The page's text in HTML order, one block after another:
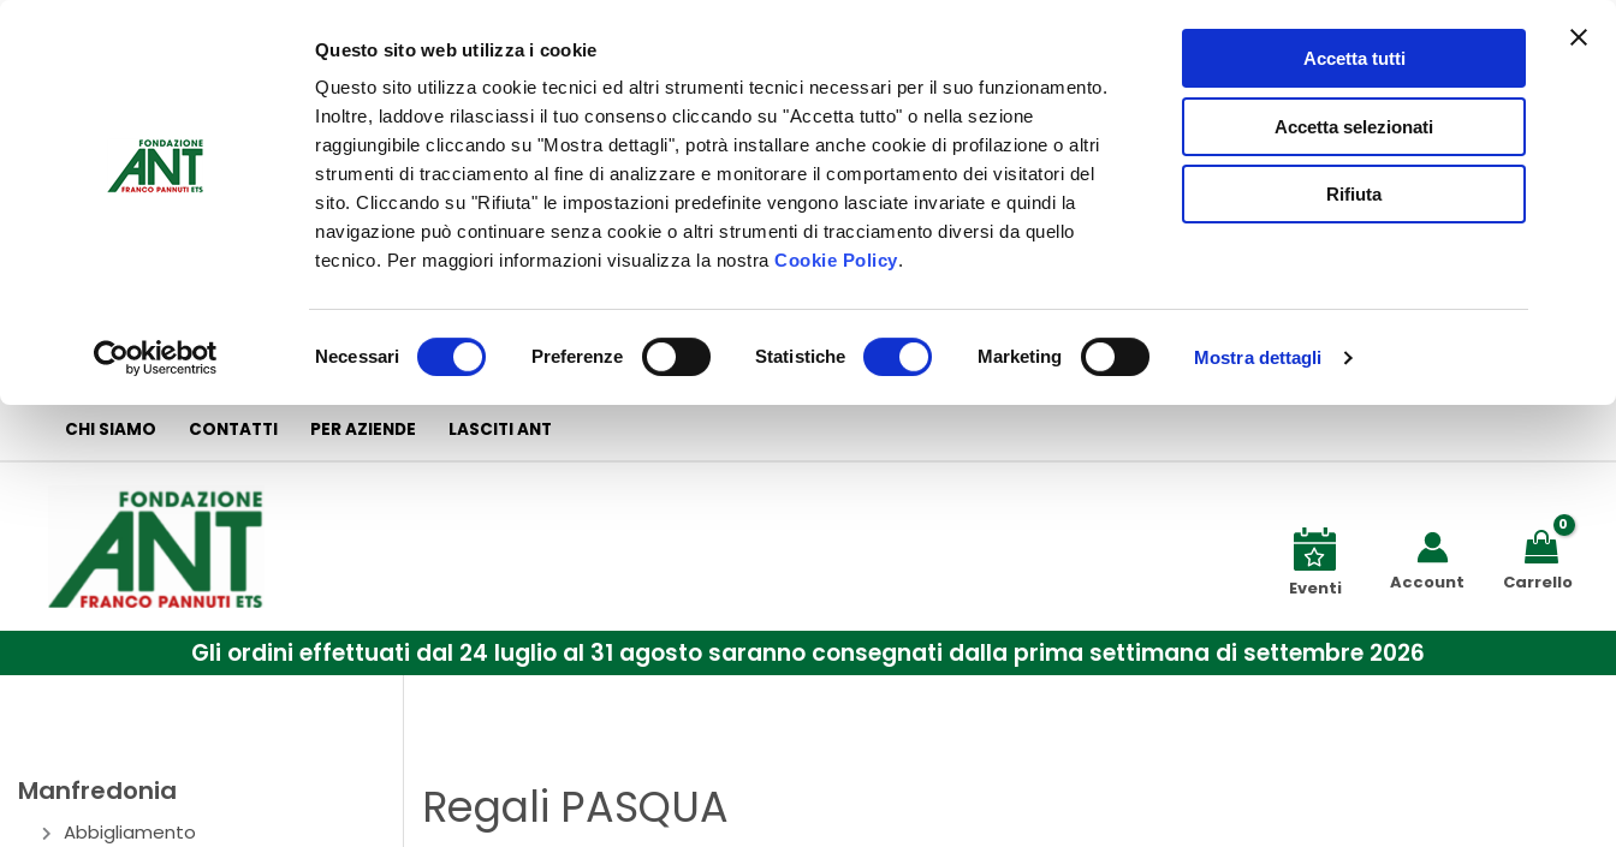
Questo sito web utilizza i cookie
Questo sito utilizza cookie tecnici ed altri strumenti tecnici necessari per il suo funzionamento.
Inoltre, laddove rilasciassi il tuo consenso cliccando su "Accetta tutto" o nella sezione
raggiungibile cliccando su "Mostra dettagli", potrà installare anche cookie di profilazione o altri
strumenti di tracciamento al fine di analizzare e monitorare il comportamento dei visitatori del
sito. Cliccando su "Rifiuta" le impostazioni predefinite vengono lasciate invariate e quindi la
navigazione può continuare senza cookie o altri strumenti di tracciamento diversi da quello
tecnico. Per maggiori informazioni visualizza la nostraCookie Policy.
del
Necessari Preferenze Statistiche Marketing Mostra dettagli
Accetta tutti
Accetta selezionati
Rifiuta
CHI SIAMO CONTATTI PER AZIENDE LASCITI ANT
Eventi Account Carrello
Gli ordini effettuati dal 24 luglio al 31 agosto saranno consegnati dalla prima settimana di settembre 2026
Manfredonia
Abbigliamento
Regali PASQUA